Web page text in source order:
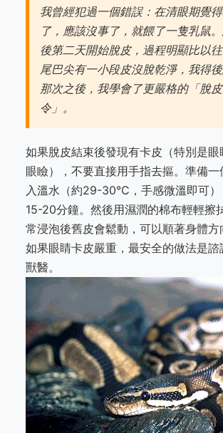
我曾經犯過一個錯誤：在清眼期覺
了，應該沒事了，就餵了一隻乳鼠
後第二天開始脫皮，過程明顯比以
尾巴尖有一小段皮沒脫乾淨，我得
那次之後，我學會了更嚴格的「脫
令」。
如果脫皮結束後發現有卡皮（特別是眼
眼瞼），不要直接用手指去摳。準備
入溫水（約29-30°C，手感微溫即可
15-20分鐘。然後用濕潤的棉布輕輕擦
常浸泡後舊皮會鬆動，可以順著身體方
如果眼睛卡皮嚴重，最安全的做法是諮
獸醫。